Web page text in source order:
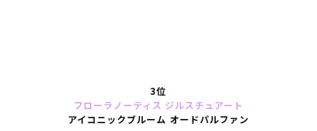
3位
フローラノーティス ジルスチュアート
アイコニックブルーム オードパルファン